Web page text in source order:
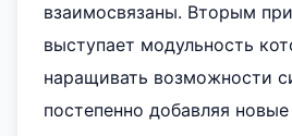
взаимосвязаны. Вторым
выступает модульность
наращивать возможности
постепенно добавляя